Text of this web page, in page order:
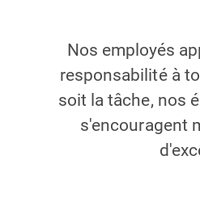
Nos employés
responsabilité à
soit la tâche, nos
s'encouragent